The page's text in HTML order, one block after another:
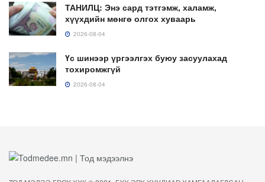
ТАНИЛЦ: Энэ сард тэтгэмж, халамж,
хүүхдийн мөнгө олгох хуваарь
2026-08-04
Үс шинээр үргээлгэх буюу засуулахад
тохиромжгүй
2026-08-04